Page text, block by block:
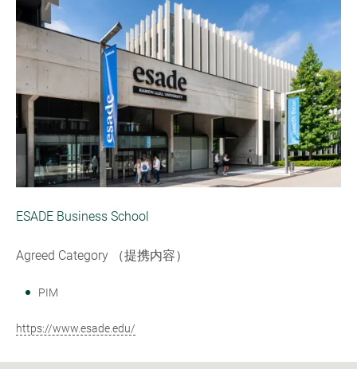
ESADE Business School
Agreed Category （提携内容）
PIM
https://www.esade.edu/